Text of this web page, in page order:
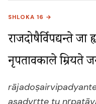
SHLOKA 16 →
राजदोषैर्विपद्यन्ते
नृपतावकाले म्रियते